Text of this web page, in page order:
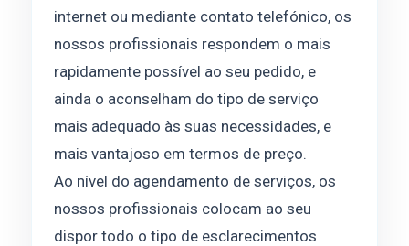
internet ou mediante contato telefónico, os
nossos profissionais respondem o mais
rapidamente possível ao seu pedido, e
ainda o aconselham do tipo de serviço
mais adequado às suas necessidades, e
mais vantajoso em termos de preço.
Ao nível do agendamento de serviços, os
nossos profissionais colocam ao seu
dispor todo o tipo de esclarecimentos